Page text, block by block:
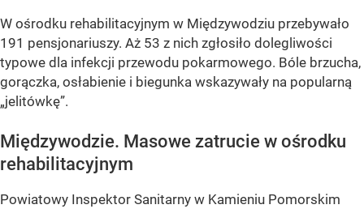
W ośrodku rehabilitacyjnym w Międzywodziu przebywało
191 pensjonariuszy. Aż 53 z nich zgłosiło dolegliwości
typowe dla infekcji przewodu pokarmowego. Bóle brzucha,
gorączka, osłabienie i biegunka wskazywały na popularną
„jelitówkę”.
Międzywodzie. Masowe zatrucie w ośrodku
rehabilitacyjnym
Powiatowy Inspektor Sanitarny w Kamieniu Pomorskim